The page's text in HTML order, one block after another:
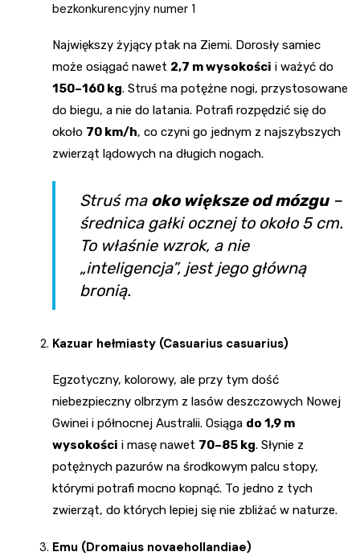
bezkonkurencyjny numer 1
Największy żyjący ptak na Ziemi. Dorosły samiec
może osiągać nawet 2,7 m wysokości i ważyć do
150–160 kg. Struś ma potężne nogi, przystosowane
do biegu, a nie do latania. Potrafi rozpędzić się do
około 70 km/h, co czyni go jednym z najszybszych
zwierząt lądowych na długich nogach.
Struś ma oko większe od mózgu–
średnica gałki ocznej to około 5 cm.
To właśnie wzrok, a nie
„inteligencja”, jest jego główną
bronią.
Kazuar hełmiasty (Casuarius casuarius)
Egzotyczny, kolorowy, ale przy tym dość
niebezpieczny olbrzym z lasów deszczowych Nowej
Gwinei i północnej Australii. Osiąga do 1,9 m
wysokości i masę nawet 70–85 kg. Słynie z
potężnych pazurów na środkowym palcu stopy,
którymi potrafi mocno kopnąć. To jedno z tych
zwierząt, do których lepiej się nie zbliżać w naturze.
Emu (Dromaius novaehollandiae)